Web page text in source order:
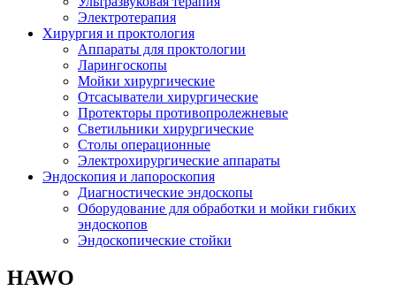
Электротерапия
Хирургия и проктология
Аппараты для проктологии
Ларингоскопы
Мойки хирургические
Отсасыватели хирургические
Протекторы противопролежневые
Светильники хирургические
Столы операционные
Электрохирургические аппараты
Эндоскопия и лапороскопия
Диагностические эндоскопы
Оборудование для обработки и мойки гибких
эндоскопов
Эндоскопические стойки
HAWO